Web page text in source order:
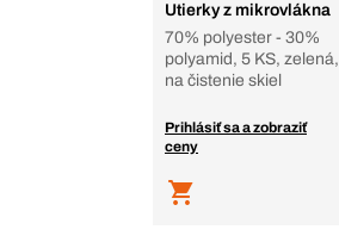
Utierky z mikrovlákna
70% polyester - 30%
polyamid, 5 KS, zelená,
na čistenie skiel
Prihlásiť sa a zobraziť
ceny